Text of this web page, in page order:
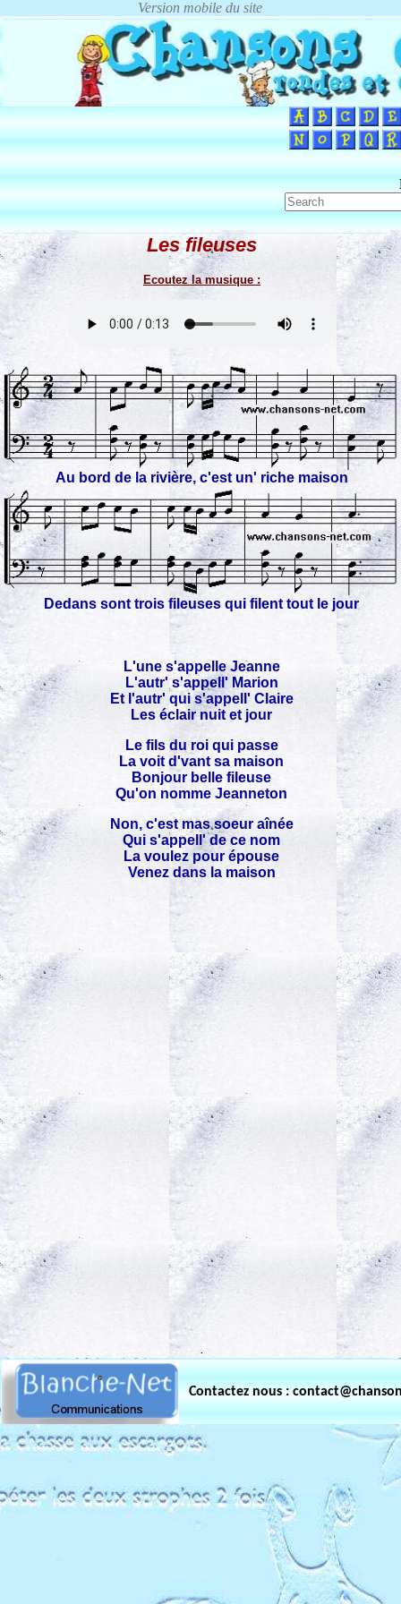
Les fileuses
Ecoutez la musique :
Au bord de la rivière, c'est un' riche maison
Dedans sont trois fileuses qui filent tout le jour
L'une s'appelle Jeanne
L'autr' s'appell' Marion
Et l'autr' qui s'appell' Claire
Les éclair nuit et jour
Le fils du roi qui passe
La voit d'vant sa maison
Bonjour belle fileuse
Qu'on nomme Jeanneton
Non, c'est mas soeur aînée
Qui s'appell' de ce nom
La voulez pour épouse
Venez dans la maison
Contactez nous :